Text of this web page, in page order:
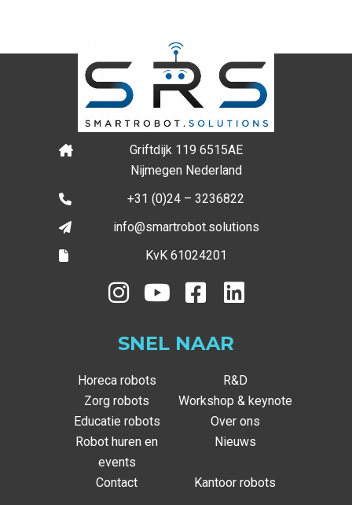
Griftdijk 119 6515AE
Nijmegen Nederland
+31 (0)24 – 3236822
info@smartrobot.solutions
KvK 61024201
SNEL NAAR
Horeca robots
R&D
Zorg robots
Workshop & keynote
Educatie robots
Over ons
Robot huren en
events
Nieuws
Contact Kantoor robots